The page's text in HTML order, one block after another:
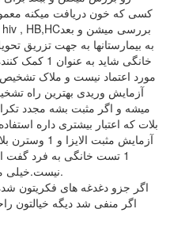
کسی که خون دریافت میکنه
به بیمارستانها به جهت تزریق
خانگی شاید
مورد اعتماد نیست و ملاک
آزمایش وریدی بهترین راه
میشه و اگر مثبت بشه مجدد
آزمایش مثبت
1 تست خانگی به فرد گفت
نیست.خیلی مهمه و بار روانی بالایی هم داره.
اگر منفی شد دیگه خیالتون